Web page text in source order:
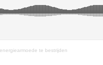
te bestrijden